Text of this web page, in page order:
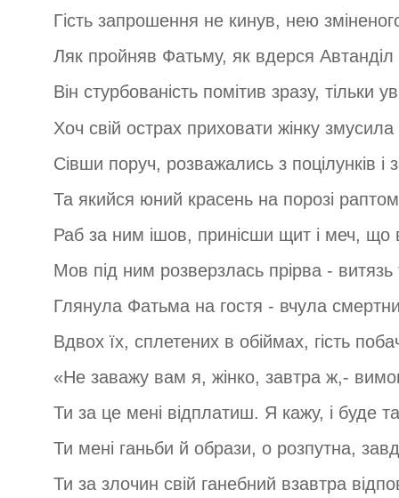
Гість запрошення не кинув, нею
Ляк пройняв Фатьму, як вдерся Автанділ
Він стурбованість помітив зразу, тільки
Хоч свій острах приховати жінку
Сівши поруч, розважались з поцілунків і
Та якийся юний красень на порозі
Раб за ним ішов, принісши щит і меч, що
Мов під ним розверзлась прірва - витязь
Глянула Фатьма на гостя - вчула
Вдвох їх, сплетених в обіймах, гість
«Не заважу вам я, жінко, завтра ж,-
Ти за це мені відплатиш. Я кажу, і буде
Ти мені ганьби й образи, о розпутна,
Ти за злочин свій ганебний взавтра